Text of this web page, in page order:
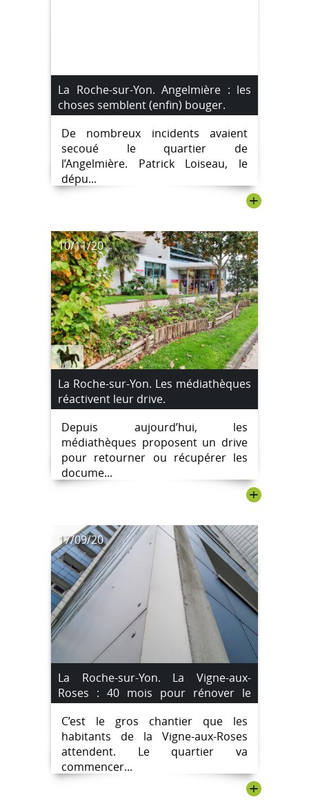
La Roche-sur-Yon. Angelmière : les
choses semblent (enfin) bouger.
De nombreux incidents avaient
secoué le quartier de
l’Angelmière. Patrick Loiseau, le
dépu...
+
10/11/20
La Roche-sur-Yon. Les médiathèques
réactivent leur drive.
Depuis aujourd’hui, les
médiathèques proposent un drive
pour retourner ou récupérer les
docume...
+
17/09/20
La Roche-sur-Yon. La Vigne-aux-
Roses : 40 mois pour rénover le
quartier.
C’est le gros chantier que les
habitants de la Vigne-aux-Roses
attendent. Le quartier va
commencer...
+